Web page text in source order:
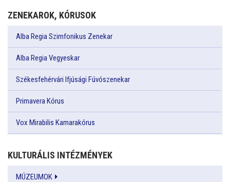
ZENEKAROK, KÓRUSOK
Alba Regia Szimfonikus Zenekar
Alba Regia Vegyeskar
Székesfehérvári Ifjúsági Fúvószenekar
Primavera Kórus
Vox Mirabilis Kamarakórus
KULTURÁLIS INTÉZMÉNYEK
MÚZEUMOK